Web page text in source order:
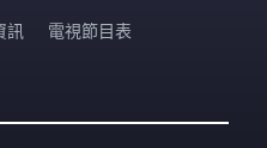
訊 電視節目表